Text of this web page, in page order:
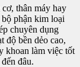
thân máy hay
phận kim loại
chuyên dụng
độ bền dẻo cao,
khoan làm việc tốt
đâu.